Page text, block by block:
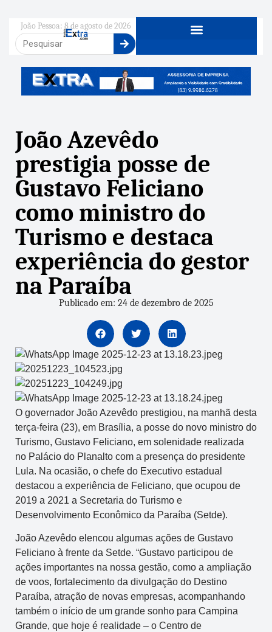
João Pessoa: 8 de agosto de 2026
João Azevêdo
prestigia posse de
Gustavo Feliciano
como ministro do
Turismo e destaca
experiência do gestor
na Paraíba
Publicado em: 24 de dezembro de 2025
O governador João Azevêdo prestigiou, na manhã desta
terça-feira (23), em Brasília, a posse do novo ministro do
Turismo, Gustavo Feliciano, em solenidade realizada
no Palácio do Planalto com a presença do presidente
Lula. Na ocasião, o chefe do Executivo estadual
destacou a experiência de Feliciano, que ocupou de
2019 a 2021 a Secretaria do Turismo e
Desenvolvimento Econômico da Paraíba (Setde).
João Azevêdo elencou algumas ações de Gustavo
Feliciano à frente da Setde. “Gustavo participou de
ações importantes na nossa gestão, como a ampliação
de voos, fortalecimento da divulgação do Destino
Paraíba, atração de novas empresas, acompanhando
também o início de um grande sonho para Campina
Grande, que hoje é realidade – o Centro de